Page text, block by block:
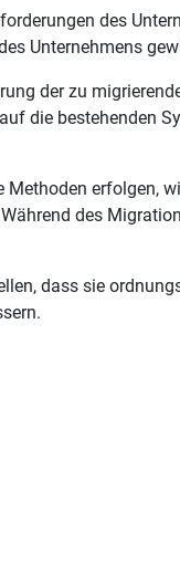
des
Unternehmens
der zu
die bestehenden
erfolgen,
des
dass sie